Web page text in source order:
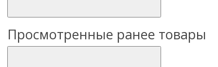
Просмотренные ранее товары